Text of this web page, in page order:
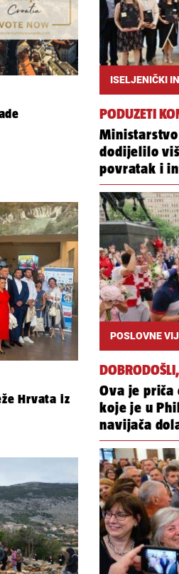
Hrvata iz
ISELJENIČKI
PODUZETI
dodijelilo
povratak i
POSLOVNE
Ova je priča
koje je u
navijača